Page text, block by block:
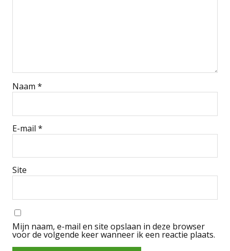
Naam *
E-mail *
Site
Mijn naam, e-mail en site opslaan in deze browser
voor de volgende keer wanneer ik een reactie plaats.